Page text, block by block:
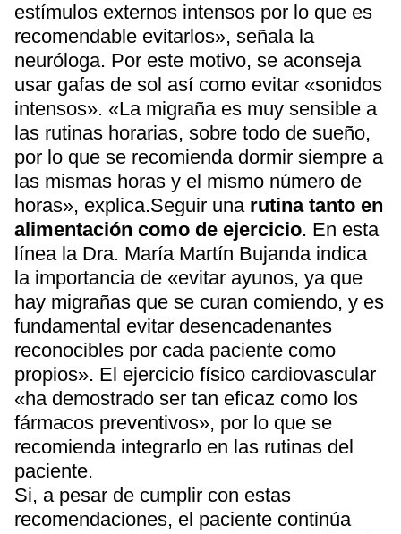
estímulos externos intensos por lo que es
recomendable evitarlos», señala la
neuróloga. Por este motivo, se aconseja
usar gafas de sol así como evitar «sonidos
intensos». «La migraña es muy sensible a
las rutinas horarias, sobre todo de sueño,
por lo que se recomienda dormir siempre a
las mismas horas y el mismo número de
horas», explica.Seguir unarutina tanto en
alimentación como de ejercicio. En esta
línea la Dra. María Martín Bujanda indica
la importancia de «evitar ayunos, ya que
hay migrañas que se curan comiendo, y es
fundamental evitar desencadenantes
reconocibles por cada paciente como
propios». El ejercicio físico cardiovascular
«ha demostrado ser tan eficaz como los
fármacos preventivos», por lo que se
recomienda integrarlo en las rutinas del
paciente.
Si, a pesar de cumplir con estas
recomendaciones, el paciente continúa